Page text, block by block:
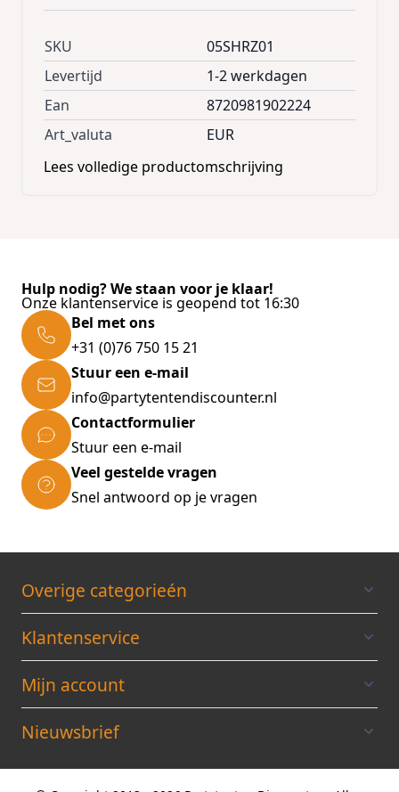
SKU
05SHRZ01
Levertijd
1-2 werkdagen
Ean
8720981902224
Art_valuta
EUR
Lees volledige productomschrijving
Hulp nodig? We staan voor je klaar!
Onze klantenservice is geopend tot 16:30
Bel met ons
+31 (0)76 750 15 21
Stuur een e-mail
info@partytentendiscounter.nl
Contactformulier
Stuur een e-mail
Veel gestelde vragen
Snel antwoord op je vragen
Overige categorieén
Klantenservice
Mijn account
Nieuwsbrief